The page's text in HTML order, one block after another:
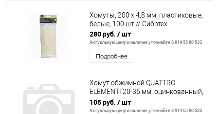
Хомуты, 200 х 4,8 мм, пластиковые,
белые, 100 шт.// Сибртех
280 руб. / шт
Актуальную цену и наличие уточняйте 8 914 55 80 533
Подробнее
Хомут обжимной QUATTRO
ELEMENTI 20-35 мм, оцинкованный,
4 шт в блистере
105 руб. / шт
Актуальную цену и наличие уточняйте 8 914 55 80 533